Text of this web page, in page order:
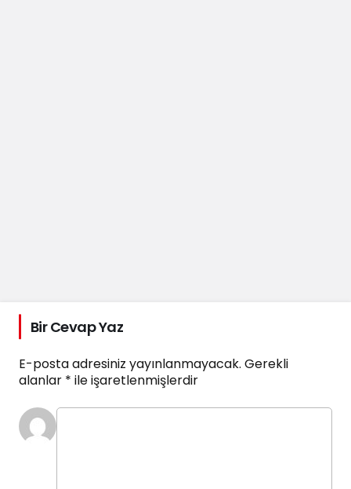
Bir Cevap Yaz
E-posta adresiniz yayınlanmayacak. Gerekli
alanlar * ile işaretlenmişlerdir